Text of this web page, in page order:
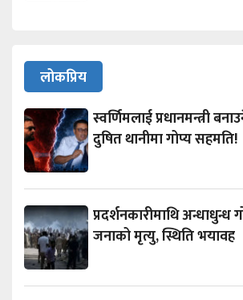
लोकप्रिय
स्वर्णिमलाई प्रधानमन्त्री
दुषित थानीमा गोप्य सहमति!
प्रदर्शनकारीमाथि अन्धाधुन्ध
जनाको मृत्यु, स्थिति भयावह